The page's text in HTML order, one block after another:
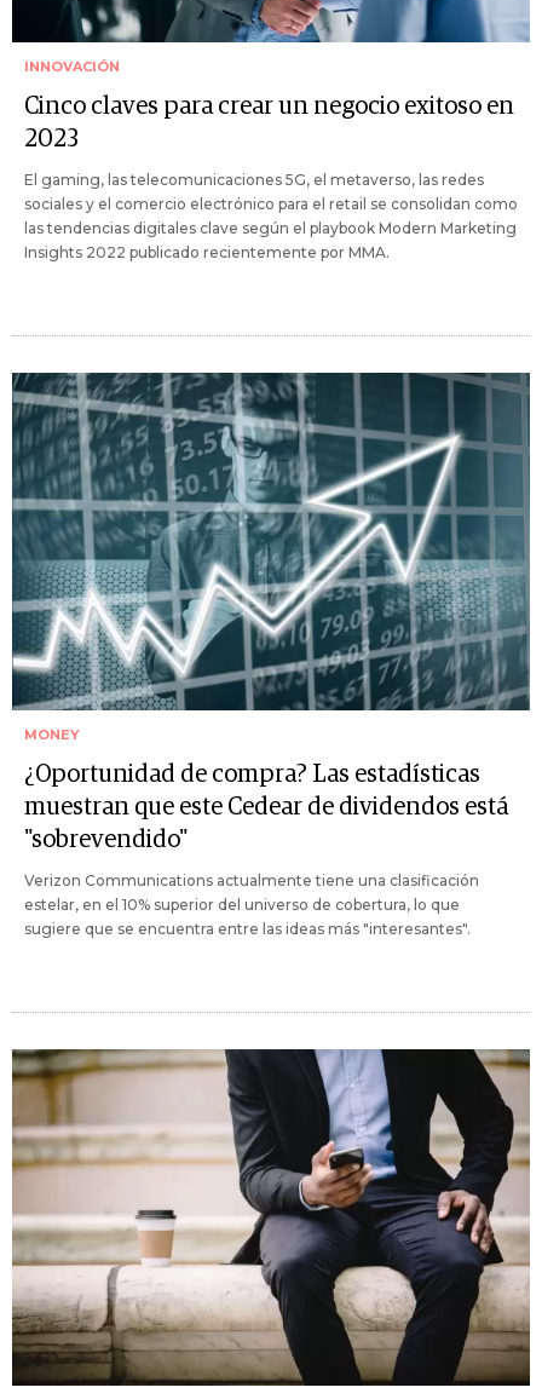
INNOVACIÓN
Cinco claves para crear un negocio exitoso en
2023
El gaming, las telecomunicaciones 5G, el metaverso, las redes
sociales y el comercio electrónico para el retail se consolidan como
las tendencias digitales clave según el playbook Modern Marketing
Insights 2022 publicado recientemente por MMA.
MONEY
¿Oportunidad de compra? Las estadísticas
muestran que este Cedear de dividendos está
"sobrevendido"
Verizon Communications actualmente tiene una clasificación
estelar, en el 10% superior del universo de cobertura, lo que
sugiere que se encuentra entre las ideas más "interesantes".